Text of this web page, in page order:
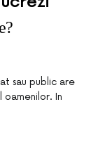
sau public are
In